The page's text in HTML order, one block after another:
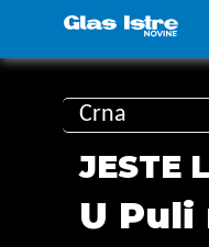
Crna
JESTE
U Puli